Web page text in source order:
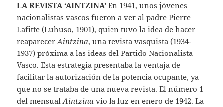
LA REVISTA ‘AINTZINA’En 1941, unos jóvenes
nacionalistas vascos fueron a ver al padre Pierre
Lafitte (Luhuso, 1901), quien tuvo la idea de hacer
reaparecerAintzina, una revista vasquista (1934-
1937) próxima a las ideas del Partido Nacionalista
Vasco. Esta estrategia presentaba la ventaja de
facilitar la autorización de la potencia ocupante, ya
que no se trataba de una nueva revista. El número 1
del mensualAintzina vio la luz en enero de 1942. La